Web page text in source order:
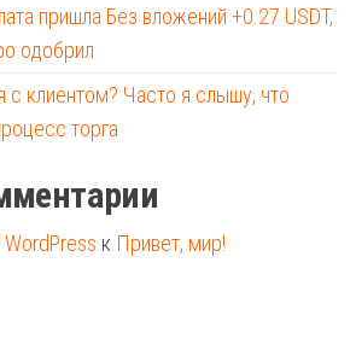
пришла Без вложений +0.27 USDT,
одобрил
с клиентом? Часто я слышу, что
торга
к Привет, мир!